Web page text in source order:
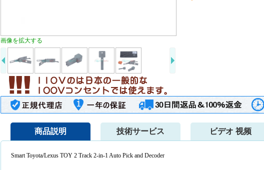
画像を拡大する
商品説明
Smart Toyota/Lexus TOY 2 Track 2-in-1 Auto Pick and Decoder
技術サービス ビデオ 视频